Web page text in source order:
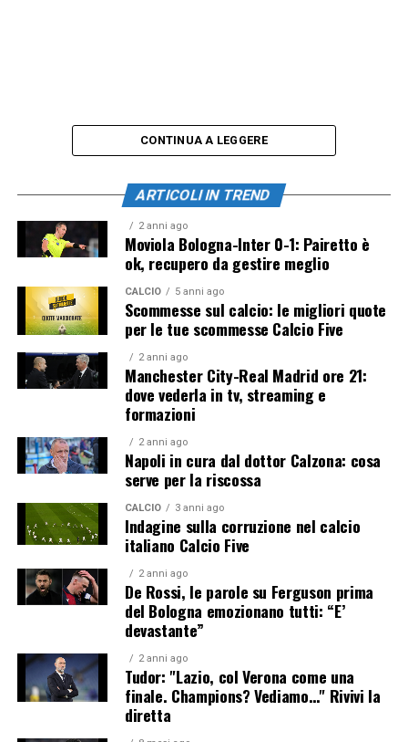
CONTINUA A LEGGERE
ARTICOLI IN TREND
2 anni ago
Moviola Bologna-Inter 0-1: Pairetto è
ok, recupero da gestire meglio
CALCIO 5 anni ago
Scommesse sul calcio: le migliori quote
per le tue scommesse Calcio Five
2 anni ago
Manchester City-Real Madrid ore 21:
dove vederla in tv, streaming e
formazioni
2 anni ago
Napoli in cura dal dottor Calzona: cosa
serve per la riscossa
CALCIO 3 anni ago
Indagine sulla corruzione nel calcio
italiano Calcio Five
2 anni ago
De Rossi, le parole su Ferguson prima
del Bologna emozionano tutti: “E’
devastante”
2 anni ago
Tudor: "Lazio, col Verona come una
finale. Champions? Vediamo…" Rivivi la
diretta